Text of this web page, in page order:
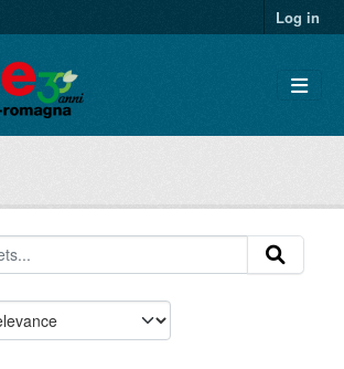
Log in